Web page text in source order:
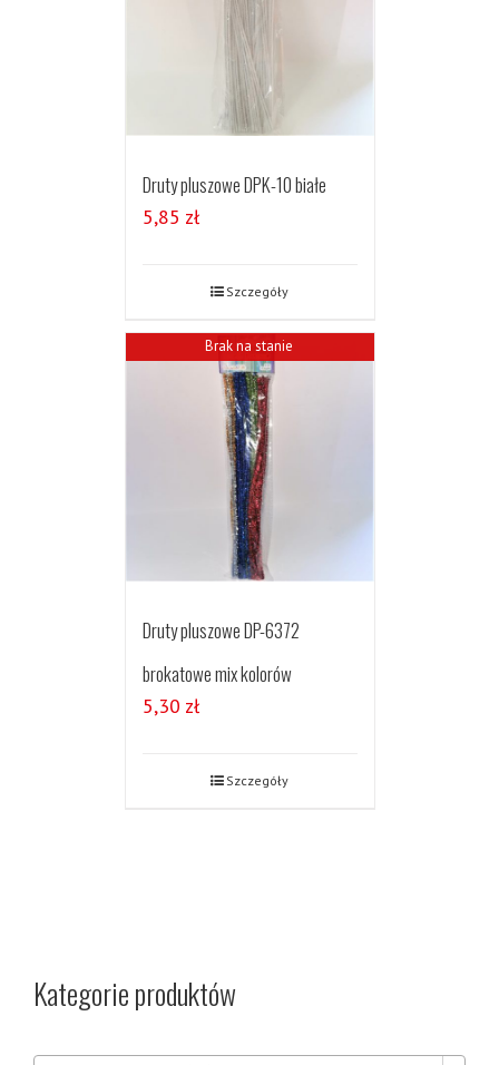
Druty pluszowe DPK-10 białe
5,85 zł
Szczegóły
Brak na stanie
Druty pluszowe DP-6372
brokatowe mix kolorów
5,30 zł
Szczegóły
Kategorie produktów